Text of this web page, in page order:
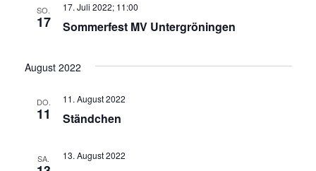
SO.
17 Sommerfest MV Untergröningen
17. Juli 2022; 11:00
August 2022
DO.
11 Ständchen
11. August 2022
SA. 13. August 2022